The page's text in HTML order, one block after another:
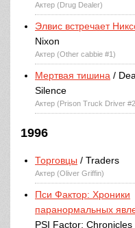
Актер (Drug Dealer)
Элвис встречает
Nixon
Актер (Other cabbie #1)
Мертвая тишина /
Silence
Актер (Prison Truck Driver
1996
Торговцы / Traders
Актер (Oliver Griffin)
Пси Фактор: Хроники
паранормальных
PSI Factor: